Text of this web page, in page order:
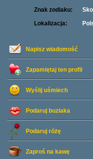
Napisz wiadomość
Zapamiętaj ten profil
Wyślij uśmiech
Podaruj buziaka
Podaruj różę
Zaproś na kawę
Znak zodiaku:
Lokalizacja: